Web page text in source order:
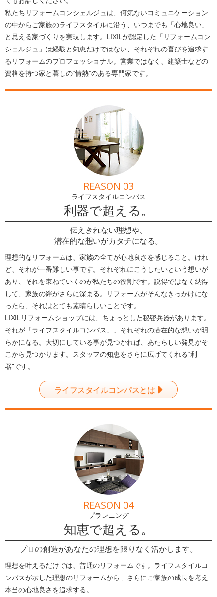
私たちリフォームコンシェルジュは、何気ないコミュニケーション
の中からご家族のライフスタイルに沿う、いつまでも「心地良い」
と思える家づくりを実現します。LIXILが認定した「リフォームコン
シェルジュ」は経験と知恵だけではない、それぞれの喜びを追求す
るリフォームのプロフェッショナル。営業ではなく、建築士などの
資格を持つ家と暮しの“情熱”のある専門家です。
REASON 03
ライフスタイルコンパス
利器で超える。
伝えきれない理想や、
潜在的な想いがカタチになる。
理想的なリフォームは、家族の全てが心地良さを感じること。けれ
ど、それが一番難しい事です。それぞれにこうしたいという想いが
あり、それを束ねていくのが私たちの役割です。説得ではなく納得
して、家族の絆がさらに深まる。リフォームがそんなきっかけにな
ったら、それはとても素晴らしいことです。
LIXILリフォームショップには、ちょっとした秘密兵器があります。
それが「ライフスタイルコンパス」。それぞれの潜在的な想いが明
らかになる。大切にしている事が見つかれば、あたらしい発見がそ
こから見つかります。スタッフの知恵をさらに広げてくれる“利
器”です。
ライフスタイルコンパスとは
REASON 04
プランニング
知恵で超える。
プロの創造があなたの理想を限りなく活かします。
理想を叶えるだけでは、普通のリフォームです。ライフスタイルコ
ンパスが示した理想のリフォームから、さらにご家族の成長を考え
本当の心地良さを追求する。